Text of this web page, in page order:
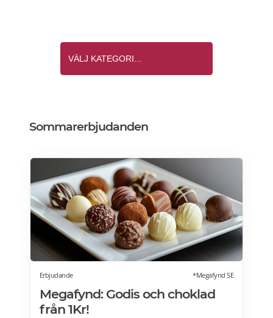
Sommarerbjudanden
Erbjudande *Megafynd SE
Megafynd: Godis och choklad
från 1Kr!